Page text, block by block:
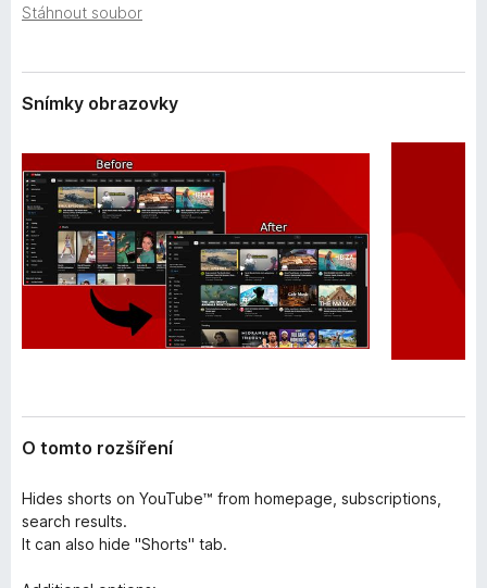
F
e
x
Stáhnout soubor
e
Snímky obrazovky
O tomto rozšíření
Hides shorts on YouTube™ from homepage, subscriptions,
search results.
It can also hide "Shorts" tab.